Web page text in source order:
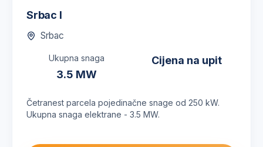
Srbac I
Srbac
Ukupna snaga
3.5 MW
Cijena na upit
Četranest parcela pojedinačne snage od 250 kW.
Ukupna snaga elektrane - 3.5 MW.